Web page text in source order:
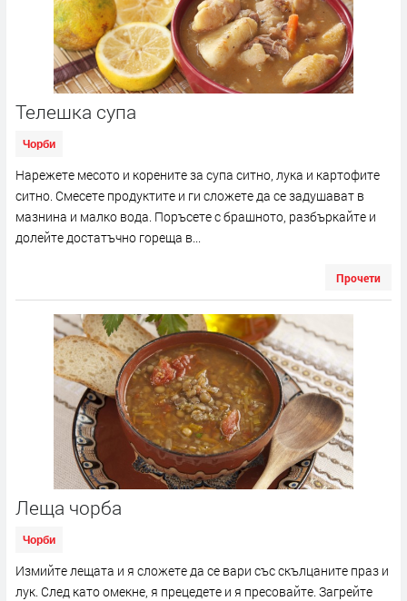
Телешка супа
Чорби
Нарежете месото и корените за супа ситно, лука и картофите
ситно. Смесете продуктите и ги сложете да се задушават в
мазнина и малко вода. Поръсете с брашното, разбъркайте и
долейте достатъчно гореща в...
Прочети
Леща чорба
Чорби
Измийте лещата и я сложете да се вари със скълцаните праз и
лук. След като омекне, я прецедете и я пресовайте. Загрейте